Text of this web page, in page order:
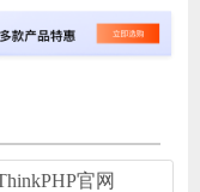
官网